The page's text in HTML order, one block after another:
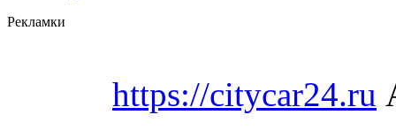
Рекламки
https://citycar24.ru